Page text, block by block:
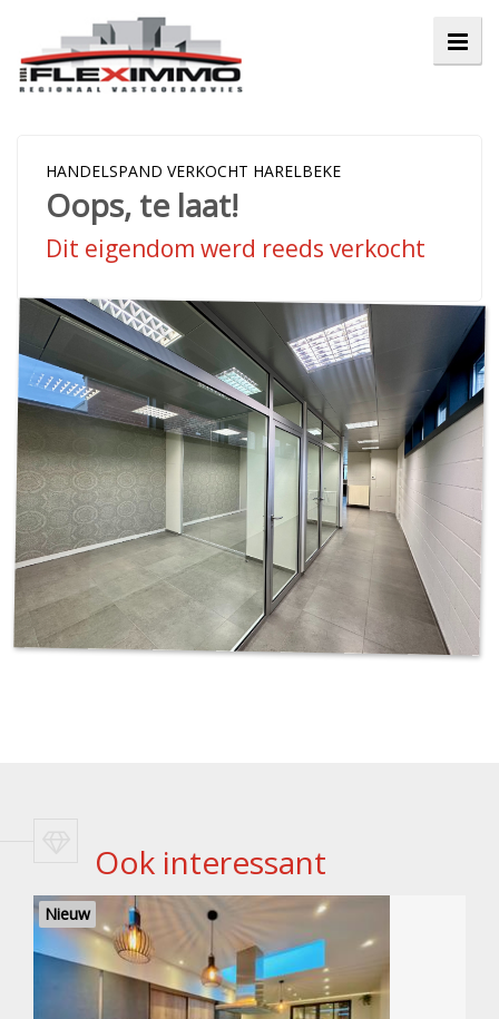
HANDELSPAND VERKOCHT HARELBEKE
Oops, te laat!
Dit eigendom werd reeds verkocht
Ook interessant
Nieuw